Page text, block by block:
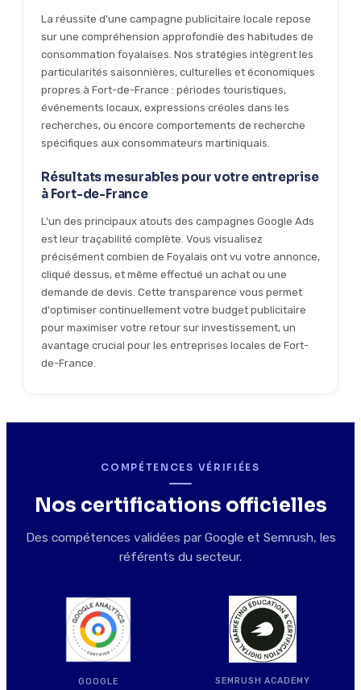
La réussite d'une campagne publicitaire locale repose
sur une compréhension approfondie des habitudes de
consommation foyalaises. Nos stratégies intègrent les
particularités saisonnières, culturelles et économiques
propres à Fort-de-France : périodes touristiques,
événements locaux, expressions créoles dans les
recherches, ou encore comportements de recherche
spécifiques aux consommateurs martiniquais.
Résultats mesurables pour votre entreprise
à Fort-de-France
L'un des principaux atouts des campagnes Google Ads
est leur traçabilité complète. Vous visualisez
précisément combien de Foyalais ont vu votre annonce,
cliqué dessus, et même effectué un achat ou une
demande de devis. Cette transparence vous permet
d'optimiser continuellement votre budget publicitaire
pour maximiser votre retour sur investissement, un
avantage crucial pour les entreprises locales de Fort-
de-France.
COMPÉTENCES VÉRIFIÉES
Nos certifications officielles
Des compétences validées par Google et Semrush, les
référents du secteur.
GOOGLE SEMRUSH ACADEMY